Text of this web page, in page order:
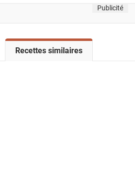
Publicité
o
Recettes similaires